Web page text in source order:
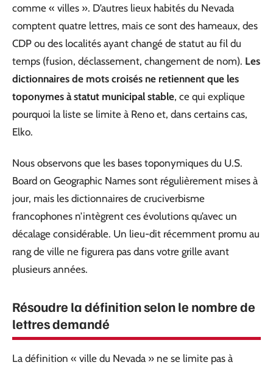
comme « villes ». D’autres lieux habités du Nevada
comptent quatre lettres, mais ce sont des hameaux, des
CDP ou des localités ayant changé de statut au fil du
temps (fusion, déclassement, changement de nom). Les
dictionnaires de mots croisés ne retiennent que les
toponymes à statut municipal stable, ce qui explique
pourquoi la liste se limite à Reno et, dans certains cas,
Elko.
Nous observons que les bases toponymiques du U.S.
Board on Geographic Names sont régulièrement mises à
jour, mais les dictionnaires de cruciverbisme
francophones n’intègrent ces évolutions qu’avec un
décalage considérable. Un lieu-dit récemment promu au
rang de ville ne figurera pas dans votre grille avant
plusieurs années.
Résoudre la définition selon le nombre de
lettres demandé
La définition « ville du Nevada » ne se limite pas à